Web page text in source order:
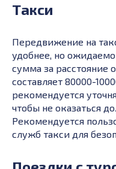
Такси
Передвижение на
удобнее, но
сумма за расстояние
составляет 80000-
рекомендуется
чтобы не оказаться
Рекомендуется
служб такси для